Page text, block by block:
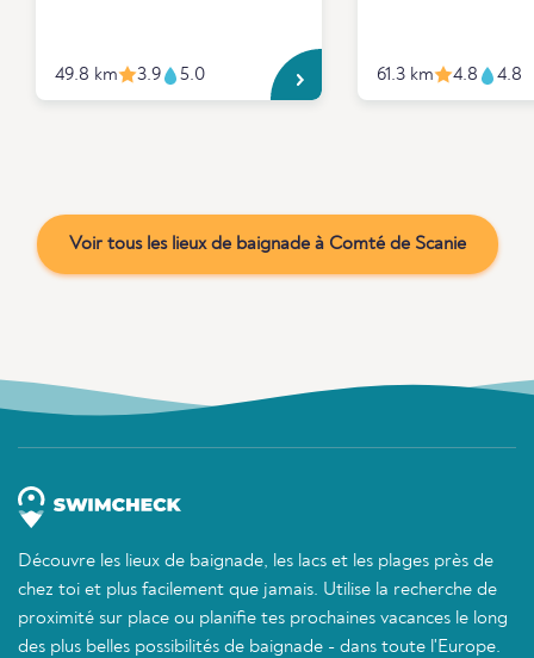
49.8 km 3.9 5.0 61.3 km 4.8 4.8
Voir tous les lieux de baignade à Comté de Scanie
Découvre les lieux de baignade, les lacs et les plages près de
chez toi et plus facilement que jamais. Utilise la recherche de
proximité sur place ou planifie tes prochaines vacances le long
des plus belles possibilités de baignade - dans toute l'Europe.